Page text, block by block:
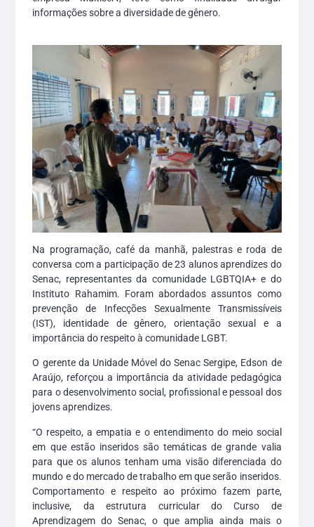
informações sobre a diversidade de gênero.
Na programação, café da manhã, palestras e roda de
conversa com a participação de 23 alunos aprendizes do
Senac, representantes da comunidade LGBTQIA+ e do
Instituto Rahamim. Foram abordados assuntos como
prevenção de Infecções Sexualmente Transmissíveis
(IST), identidade de gênero, orientação sexual e a
importância do respeito à comunidade LGBT.
O gerente da Unidade Móvel do Senac Sergipe, Edson de
Araújo, reforçou a importância da atividade pedagógica
para o desenvolvimento social, profissional e pessoal dos
jovens aprendizes.
“O respeito, a empatia e o entendimento do meio social
em que estão inseridos são temáticas de grande valia
para que os alunos tenham uma visão diferenciada do
mundo e do mercado de trabalho em que serão inseridos.
Comportamento e respeito ao próximo fazem parte,
inclusive, da estrutura curricular do Curso de
Aprendizagem do Senac, o que amplia ainda mais o